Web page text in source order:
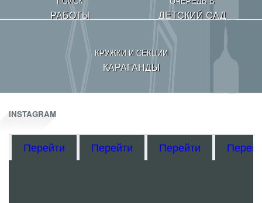
РАБОТЫ ДЕТСКИЙ САД
КРУЖКИ И СЕКЦИИ
КАРАГАНДЫ
INSTAGRAM
Перейти Перейти Перейти